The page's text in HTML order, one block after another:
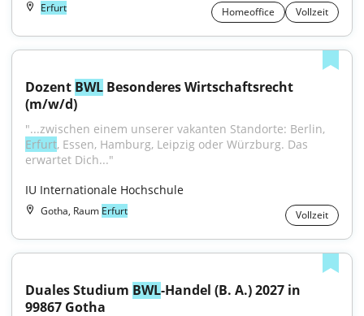
Erfurt Homeoffice Vollzeit
Dozent BWL Besonderes Wirtschaftsrecht
(m/w/d)
Erfurt, Essen, Hamburg, Leipzig oder Würzburg. Das
erwartet Dich..."
IU Internationale Hochschule
Gotha, Raum Erfurt Vollzeit
Duales Studium BWL-Handel (B. A.) 2027 in
99867 Gotha